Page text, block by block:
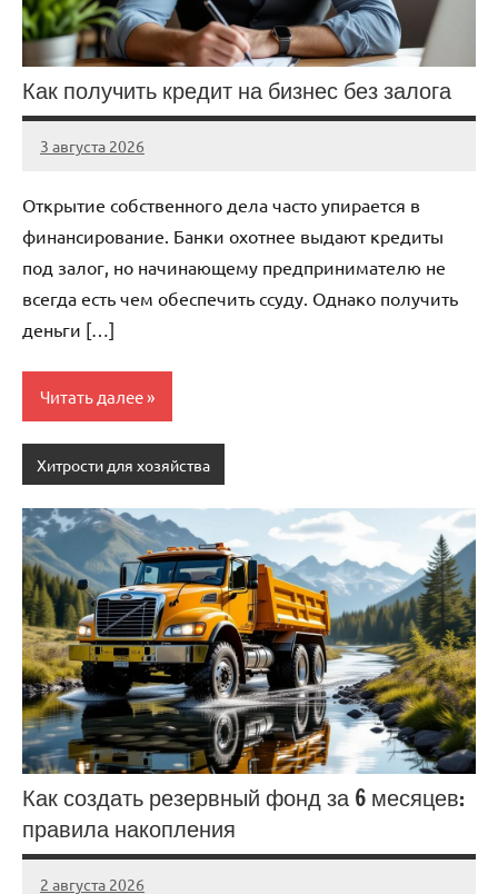
Как получить кредит на бизнес без залога
3 августа 2026
stroicentr_m
Нет
Открытие собственного дела часто упирается в
финансирование. Банки охотнее выдают кредиты
под залог, но начинающему предпринимателю не
всегда есть чем обеспечить ссуду. Однако получить
деньги […]
Читать далее
Хитрости для хозяйства
Как создать резервный фонд за 6 месяцев:
правила накопления
2 августа 2026